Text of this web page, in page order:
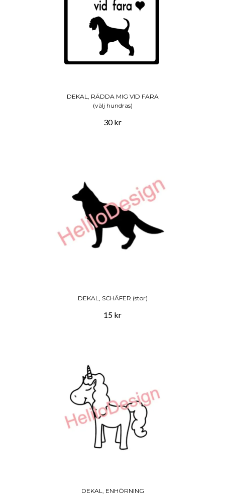
DEKAL, RÄDDA MIG VID FARA
(välj hundras)
30 kr
DEKAL, SCHÄFER (stor)
15 kr
DEKAL, ENHÖRNING